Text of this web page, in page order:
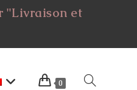
"Livraison et
0 Toggle